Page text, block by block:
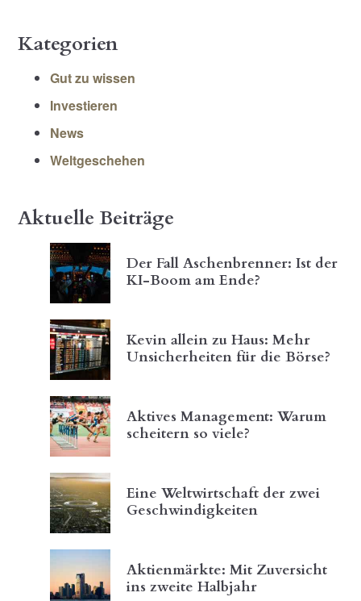
Kategorien
Gut zu wissen
Investieren
News
Weltgeschehen
Aktuelle Beiträge
Der Fall Aschenbrenner: Ist der
KI-Boom am Ende?
Kevin allein zu Haus: Mehr
Unsicherheiten für die Börse?
Aktives Management: Warum
scheitern so viele?
Eine Weltwirtschaft der zwei
Geschwindigkeiten
Aktienmärkte: Mit Zuversicht
ins zweite Halbjahr